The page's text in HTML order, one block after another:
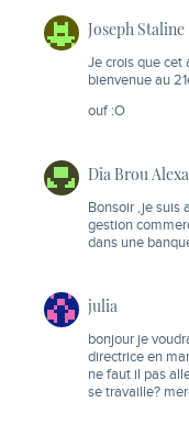
Joseph Staline
Je crois que cet
bienvenue au
ouf :O
Dia Brou
Bonsoir ,je suis
gestion
dans une
julia
bonjour je
directrice en
ne faut il pas
se travaille?